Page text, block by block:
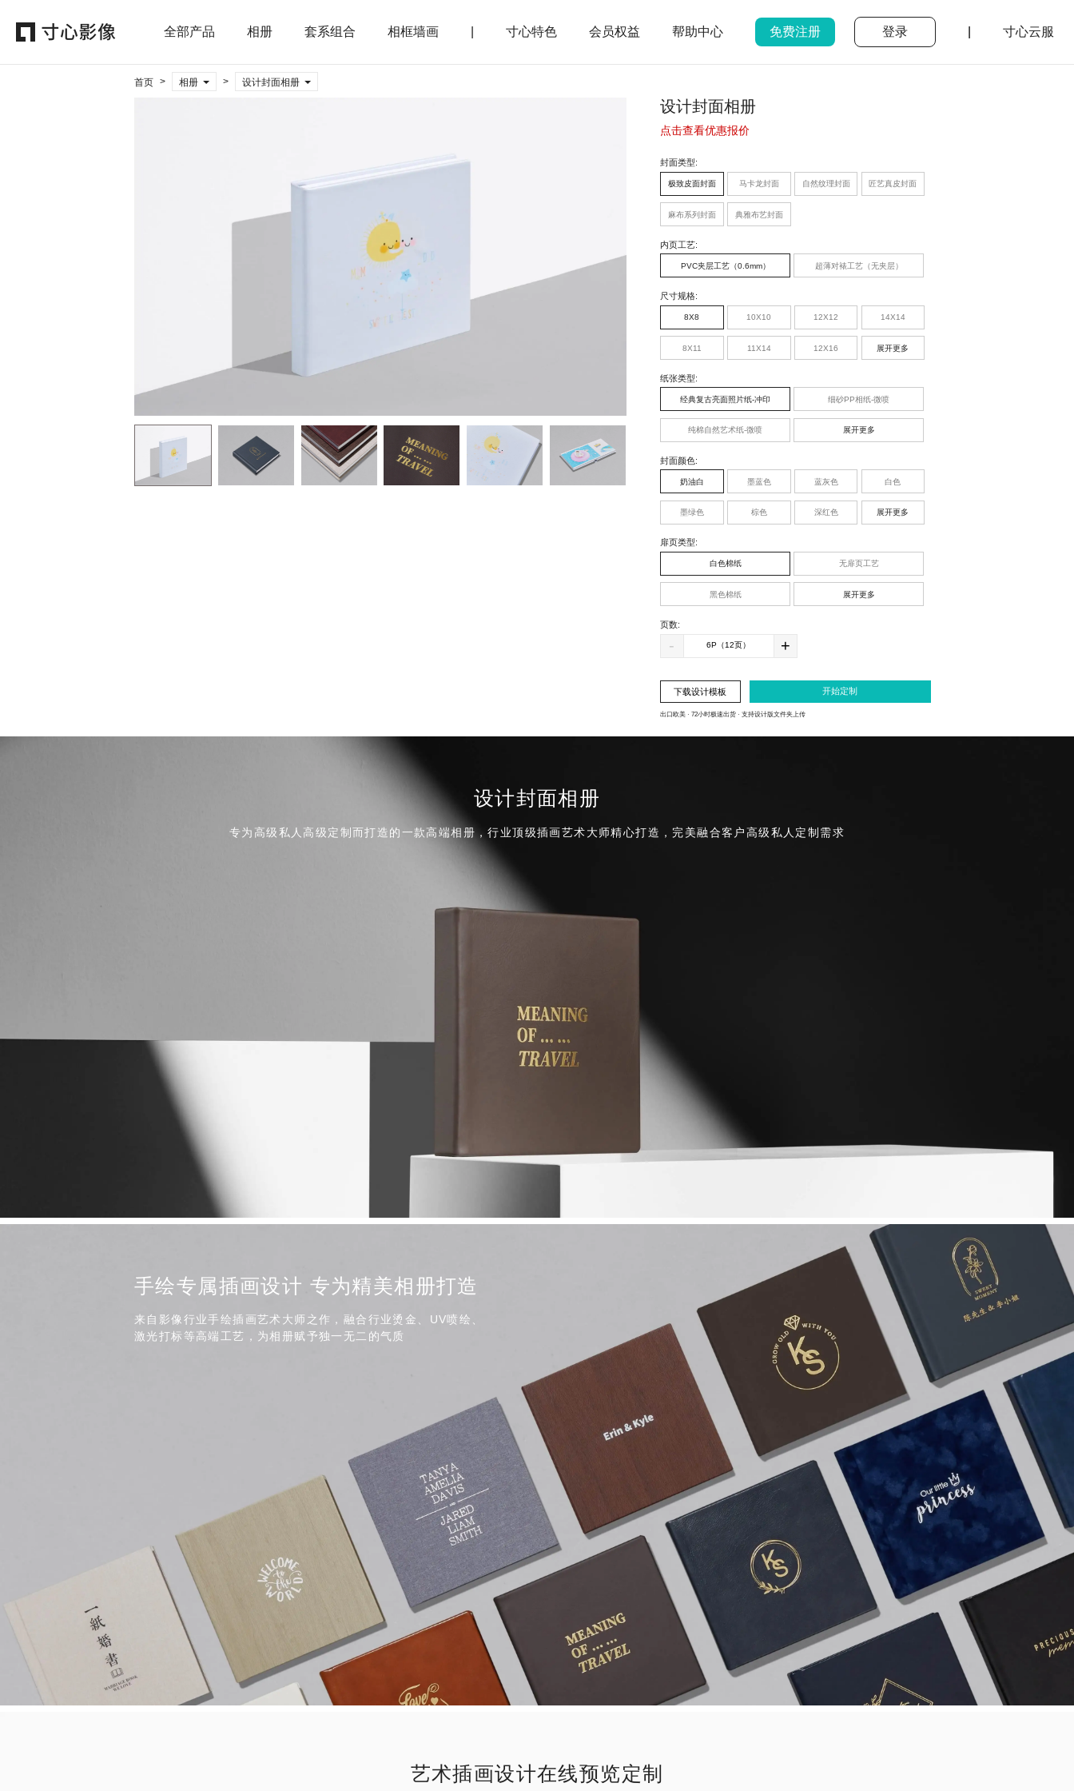
全部产品 相册 套系组合 相框墙画 寸心特色 会员权益 帮助中心 免费注册 登录 寸心云服
首页 > 相册 > 设计封面相册
设计封面相册
点击查看优惠报价
封面类型:
极致皮面封面 马卡龙封面 自然纹理封面 匠艺真皮封面
麻布系列封面 典雅布艺封面
内页工艺:
PVC夹层工艺（0.6mm） 超薄对裱工艺（无夹层）
尺寸规格:
8X8 10X10 12X12 14X14
8X11 11X14 12X16 展开更多
纸张类型:
经典复古亮面照片纸-冲印 细砂PP相纸-微喷
纯棉自然艺术纸-微喷 展开更多
封面颜色:
奶油白 墨蓝色 蓝灰色 白色
墨绿色 棕色 深红色 展开更多
扉页类型:
白色棉纸 无扉页工艺
黑色棉纸 展开更多
页数:
- +
下载设计模板 开始定制
出口欧美 · 72小时极速出货 · 支持设计版文件夹上传
设计封面相册
专为高级私人高级定制而打造的一款高端相册，行业顶级插画艺术大师精心打造，完美融合客户高级私人定制需求
手绘专属插画设计 专为精美相册打造
来自影像行业手绘插画艺术大师之作，融合行业烫金、UV喷绘、
激光打标等高端工艺，为相册赋予独一无二的气质
艺术插画设计在线预览定制